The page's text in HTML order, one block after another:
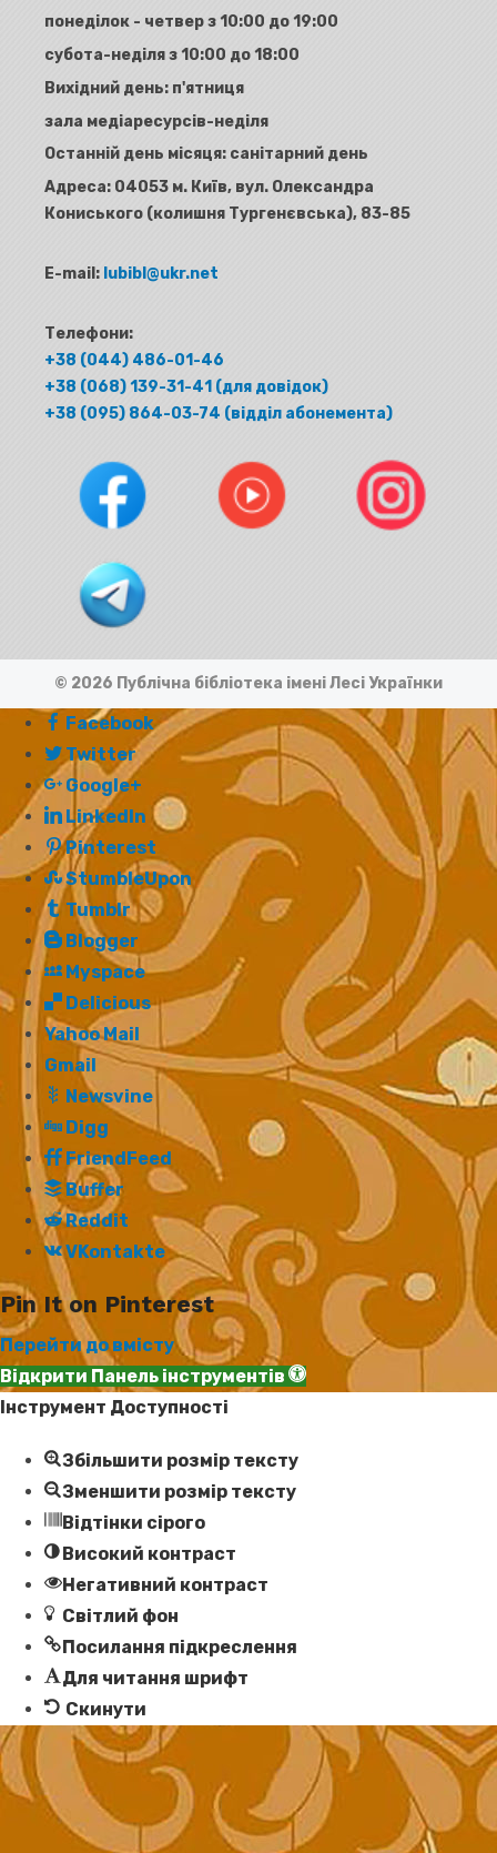
понеділок - четвер з 10:00 до 19:00
субота-неділя з 10:00 до 18:00
Вихідний день: п'ятниця
зала медіаресурсів-неділя
Останній день місяця: санітарний день
Адреса: 04053 м. Київ, вул. Олександра
Кониського (колишня Тургенєвська), 83-85
E-mail: lubibl@ukr.net
Телефони:
+38 (044) 486-01-46
+38 (068) 139-31-41 (для довідок)
+38 (095) 864-03-74 (відділ абонемента)
© 2026 Публічна бібліотека імені Лесі Українки
Facebook
Twitter
Google+
LinkedIn
Pinterest
StumbleUpon
Tumblr
Blogger
Myspace
Delicious
Yahoo Mail
Gmail
Newsvine
Digg
FriendFeed
Buffer
Reddit
VKontakte
Pin It on Pinterest
Перейти до вмісту
Відкрити Панель інструментів
Інструмент Доступності
Збільшити розмір тексту
Зменшити розмір тексту
Відтінки сірого
Високий контраст
Негативний контраст
Світлий фон
Посилання підкреслення
Для читання шрифт
Скинути